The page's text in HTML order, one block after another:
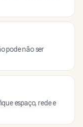
pode não ser
espaço, rede e